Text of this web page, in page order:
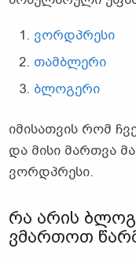
ვორდპრესი
თამბლერი
ბლოგერი
იმისათვის რომ
და მისი მართვა
ვორდპრესი.
რა არის
ვმართოთ